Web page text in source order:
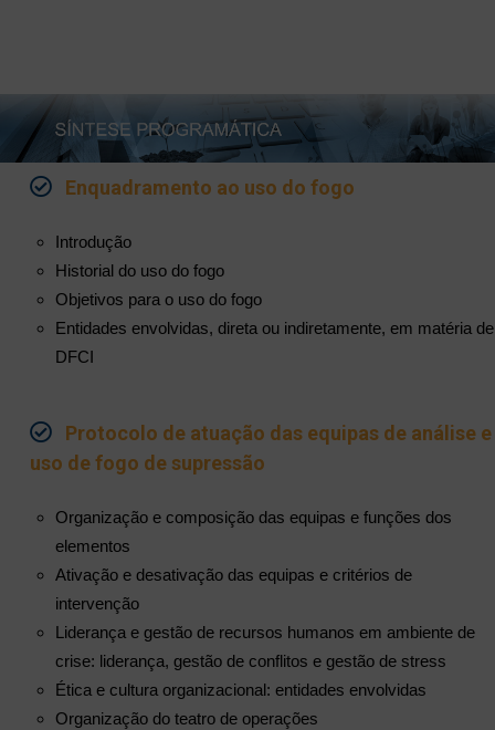
Enquadramento ao uso do fogo
Introdução
Historial do uso do fogo
Objetivos para o uso do fogo
Entidades envolvidas, direta ou indiretamente, em matéria de
DFCI
Protocolo de atuação das equipas de análise e
uso de fogo de supressão
Organização e composição das equipas e funções dos
elementos
Ativação e desativação das equipas e critérios de
intervenção
Liderança e gestão de recursos humanos em ambiente de
crise: liderança, gestão de conflitos e gestão de stress
Ética e cultura organizacional: entidades envolvidas
Organização do teatro de operações